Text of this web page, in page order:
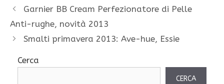
Garnier BB Cream Perfezionatore di Pelle
Anti-rughe, novità 2013
Smalti primavera 2013: Ave-hue, Essie
Cerca
CERCA